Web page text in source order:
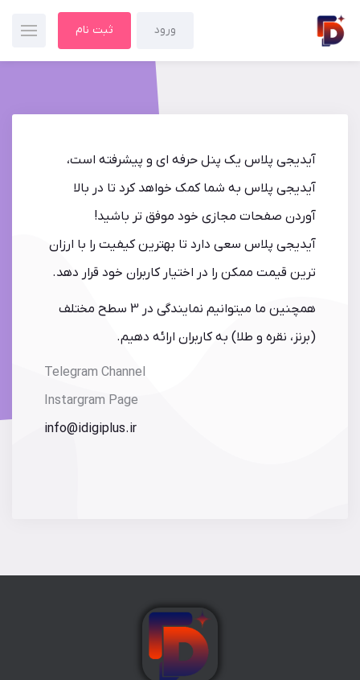
ورود ثبت نام
آیدیجی پلاس یک پنل حرفه ای و پیشرفته است،
آیدیجی پلاس به شما کمک خواهد کرد تا در بالا
آوردن صفحات مجازی خود موفق تر باشید!
آیدیجی پلاس سعی دارد تا بهترین کیفیت را با ارزان
ترین قیمت ممکن را در اختیار کاربران خود قرار دهد.
همچنین ما میتوانیم نمایندگی در 3 سطح مختلف
(برنز، نقره و طلا) به کاربران ارائه دهیم.
Telegram Channel
Instargram Page
info@idigiplus.ir